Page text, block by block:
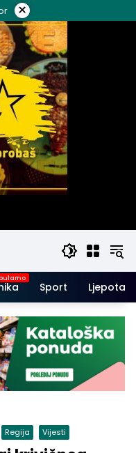
×
Sport Ljepota i
Regija Vijesti